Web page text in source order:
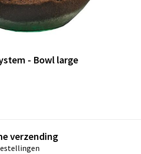
- Bowl large
verzending